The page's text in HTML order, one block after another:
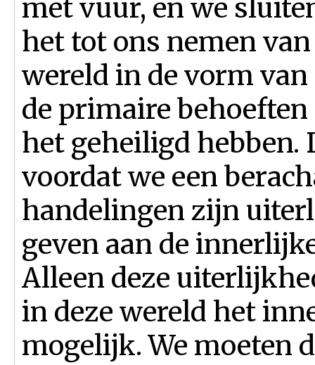
met vuur, en we
het tot ons nemen
wereld in de vorm
de primaire
het geheiligd hebben.
voordat we een
handelingen zijn
geven aan de
Alleen deze
in deze wereld het
mogelijk. We moeten